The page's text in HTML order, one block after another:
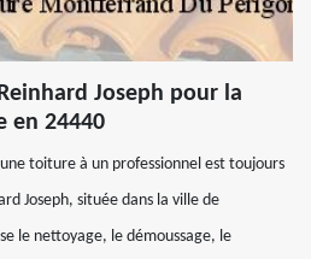
Joseph pour la
en 24440
toiture à un professionnel est toujours
Joseph, située dans la ville de
le nettoyage, le démoussage, le